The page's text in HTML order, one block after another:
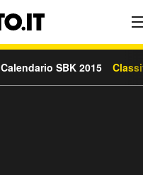
Calendario SBK 2015